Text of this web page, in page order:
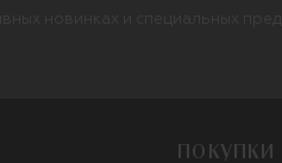
ПОКУПКИ